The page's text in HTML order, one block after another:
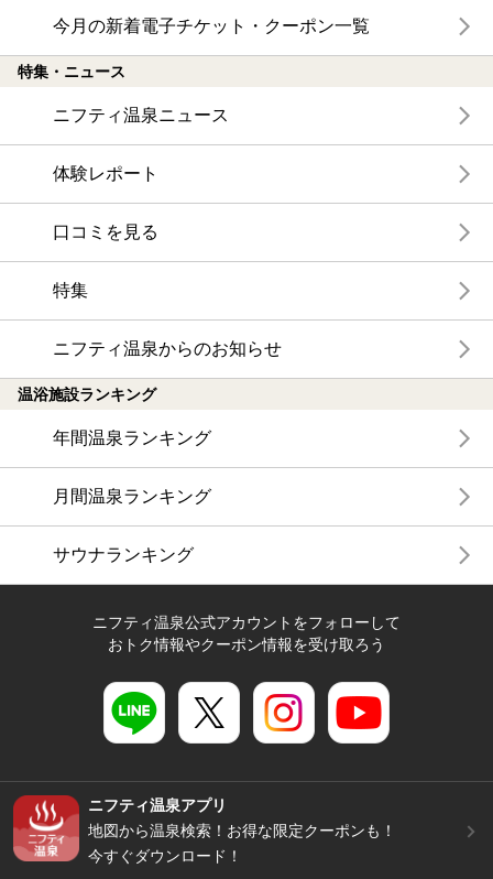
今月の新着電子チケット・クーポン一覧
特集・ニュース
ニフティ温泉ニュース
体験レポート
口コミを見る
特集
ニフティ温泉からのお知らせ
温浴施設ランキング
年間温泉ランキング
月間温泉ランキング
サウナランキング
ニフティ温泉公式アカウントをフォローして
おトク情報やクーポン情報を受け取ろう
ニフティ温泉アプリ
地図から温泉検索！お得な限定クーポンも！
今すぐダウンロード！